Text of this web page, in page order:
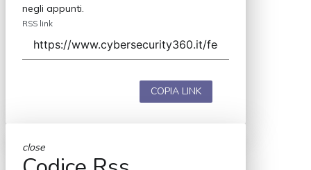
negli appunti.
RSS link
COPIA LINK
close